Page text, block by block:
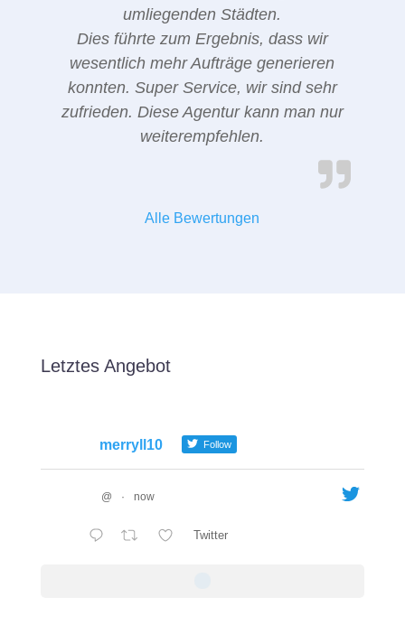
umliegenden Städten.
Dies führte zum Ergebnis, dass wir
wesentlich mehr Aufträge generieren
konnten. Super Service, wir sind sehr
zufrieden. Diese Agentur kann man nur
weiterempfehlen.
Alle Bewertungen
Letztes Angebot
merryll10 Follow
@ · now
Twitter